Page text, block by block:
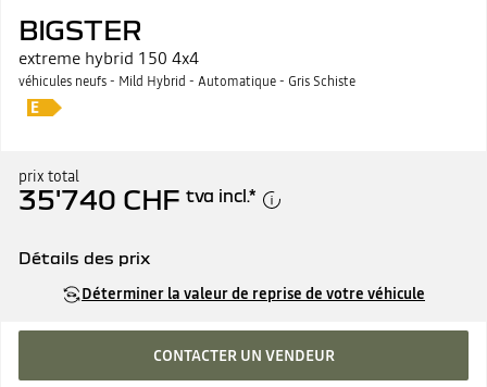
BIGSTER
extreme hybrid 150 4x4
véhicules neufs - Mild Hybrid - Automatique - Gris Schiste
prix total
35'740 CHF tva incl.*
Détails des prix
Déterminer la valeur de reprise de votre véhicule
CONTACTER UN VENDEUR